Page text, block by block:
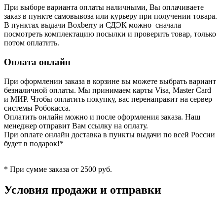
При выборе варианта оплаты наличными, Вы оплачиваете
заказ в пункте самовывоза или курьеру при получении товара.
В пунктах выдачи Boxberry и СДЭК можно сначала
посмотреть комплектацию посылки и проверить товар, только
потом оплатить.
Оплата онлайн
При оформлении заказа в корзине вы можете выбрать вариант
безналичной оплаты. Мы принимаем карты Visa, Master Card
и МИР. Чтобы оплатить покупку, вас перенаправит на сервер
системы Робокасса.
Оплатить онлайн можно и после оформления заказа. Наш
менеджер отправит Вам ссылку на оплату.
При оплате онлайн доставка в пункты выдачи по всей России
будет в подарок!*
* При сумме заказа от 2500 руб.
Условия продажи и отправки